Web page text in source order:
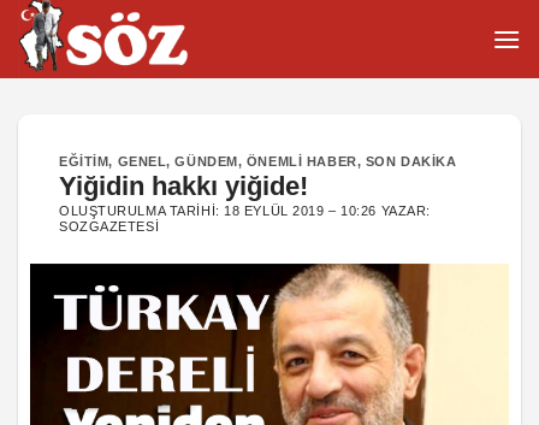
İçeriğe
atla
EĞITIM, GENEL,GÜNDEM, ÖNEMLI HABER, SON DAKIKA
Yiğidin hakkı yiğide!
OLUŞTURULMA TARIHI: 18 EYLÜL 2019 – 10:26 YAZAR:
SOZGAZETESI